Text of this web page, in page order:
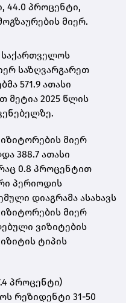
44.0 პროცენტი,
მიერ.
საზღვარგარეთ
571.9 ათასი
მეტია 2025 წლის
მიერ
388.7 ათასი
0.8 პროცენტით
პერიოდის
დიაგრამა ასახავს
მიერ
ვიზიტების
ტიპის
პროცენტი)
რეზიდენტი 31-50